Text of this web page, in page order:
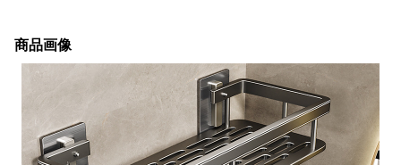
商品画像